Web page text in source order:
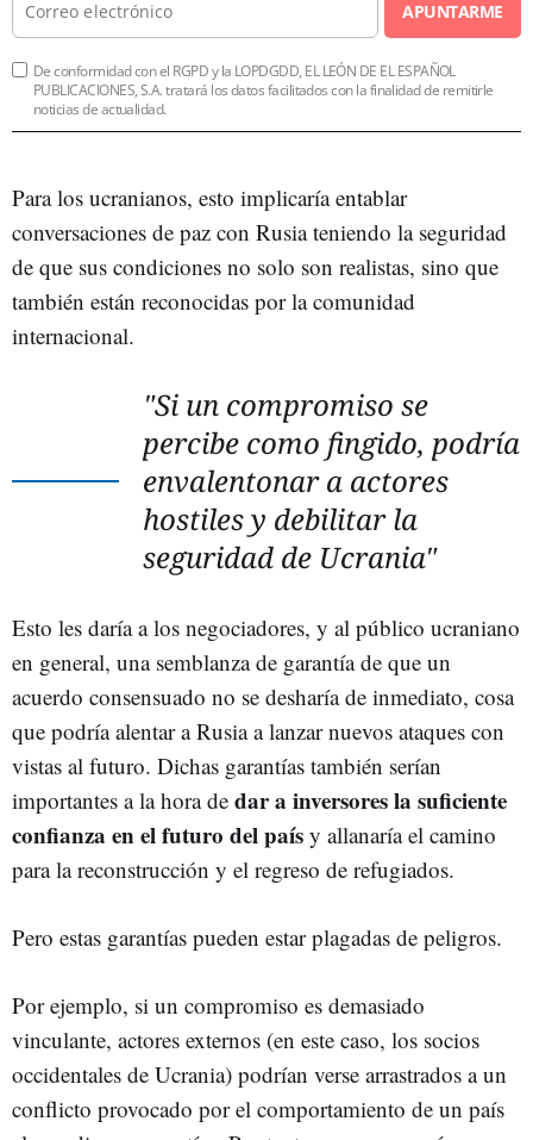
APUNTARME
De conformidad con el RGPD y la LOPDGDD, EL LEÓN DE EL ESPAÑOL
PUBLICACIONES, S.A. tratará los datos facilitados con la finalidad de remitirle
noticias de actualidad.
Para los ucranianos, esto implicaría entablar
conversaciones de paz con Rusia teniendo la seguridad
de que sus condiciones no solo son realistas, sino que
también están reconocidas por la comunidad
internacional.
"Si un compromiso se
percibe como fingido, podría
envalentonar a actores
hostiles y debilitar la
seguridad de Ucrania"
Esto les daría a los negociadores, y al público ucraniano
en general, una semblanza de garantía de que un
acuerdo consensuado no se desharía de inmediato, cosa
que podría alentar a Rusia a lanzar nuevos ataques con
vistas al futuro. Dichas garantías también serían
importantes a la hora de dar a inversores la suficiente
confianza en el futuro del país y allanaría el camino
para la reconstrucción y el regreso de refugiados.
Pero estas garantías pueden estar plagadas de peligros.
Por ejemplo, si un compromiso es demasiado
vinculante, actores externos (en este caso, los socios
occidentales de Ucrania) podrían verse arrastrados a un
conflicto provocado por el comportamiento de un país